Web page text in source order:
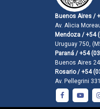
Buenos Aires /
Av. Alicia
Mendoza / +54
Uruguay 750,
Paraná / +54
Buenos Aires
Rosario / +54
Av. Pellegrini